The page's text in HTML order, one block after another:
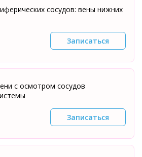
сосудов: вены нижних
Записаться
с осмотром сосудов
Записаться